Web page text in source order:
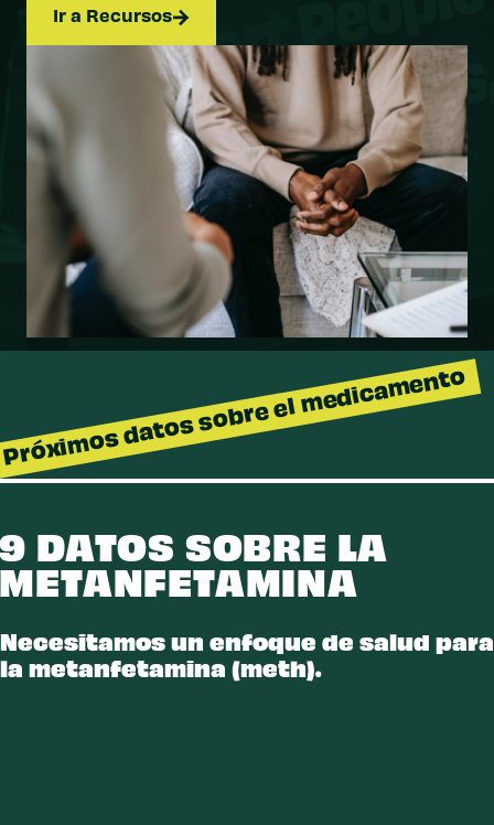
Ir a Recursos
Próximos datos sobre el medicamento
9 DATOS SOBRE LA
METANFETAMINA
Necesitamos un enfoque de salud para
la metanfetamina (meth).